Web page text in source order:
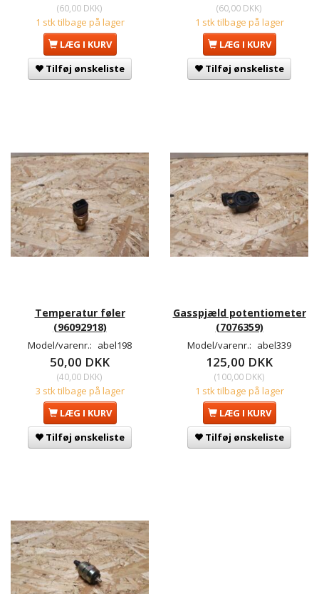
(60,00 DKK)
1 stk tilbage på lager
LÆG I KURV
Tilføj ønskeliste
(60,00 DKK)
1 stk tilbage på lager
LÆG I KURV
Tilføj ønskeliste
Temperatur føler
(96092918)
Model/varenr.: abel198
50,00 DKK
(40,00 DKK)
3 stk tilbage på lager
LÆG I KURV
Tilføj ønskeliste
Gasspjæld potentiometer
(7076359)
Model/varenr.: abel339
125,00 DKK
(100,00 DKK)
1 stk tilbage på lager
LÆG I KURV
Tilføj ønskeliste